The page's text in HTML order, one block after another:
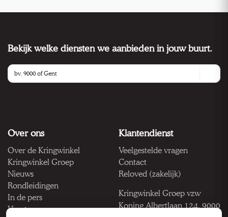
Bekijk welke diensten we aanbieden in jouw buurt.
Over ons
Over de Kringwinkel
Kringwinkel Groep
Nieuws
Rondleidingen
In de pers
Vacatures
Klantendienst
Veelgestelde vragen
Contact
Reloved (zakelijk)
Kringwinkel Groep vzw
Koning Albertlaan 124, 9000